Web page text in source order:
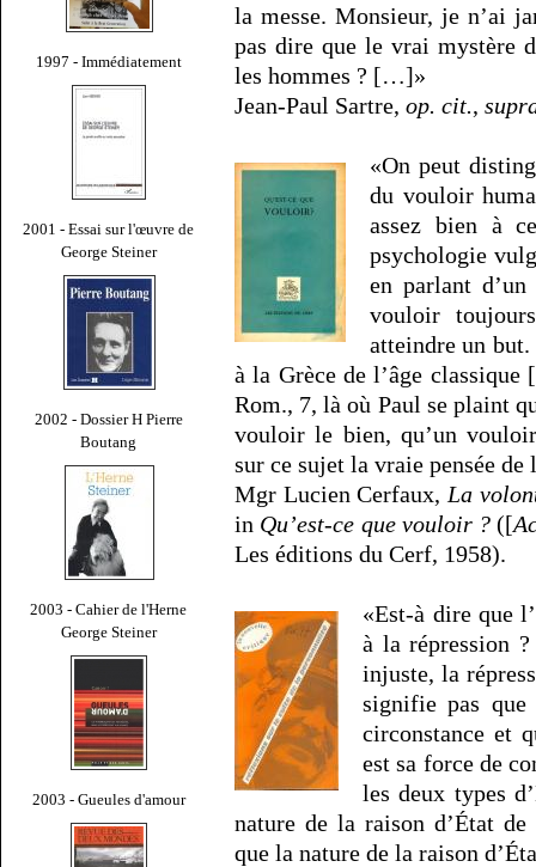
1997 - Immédiatement
2001 - Essai sur l'œuvre de
George Steiner
2002 - Dossier H Pierre
Boutang
2003 - Cahier de l'Herne
George Steiner
2003 - Gueules d'amour
la messe. Monsieur, je n’ai
pas dire que le vrai mystère
les hommes ? […]»
Jean-Paul Sartre, op. cit.,
«On peut
du vouloir
assez bien à
psychologie
en parlant
vouloir
atteindre un but.
à la Grèce de l’âge
Rom., 7, là où Paul se plaint
vouloir le bien, qu’un
sur ce sujet la vraie pensée de
Mgr Lucien Cerfaux, La
in Qu’est-ce que vouloir ? ([
Les éditions du Cerf, 1958).
«Est-à dire que
à la répression
injuste, la
signifie pas que
circonstance et
est sa force de
les deux types
nature de la raison d’État
que la nature de la raison